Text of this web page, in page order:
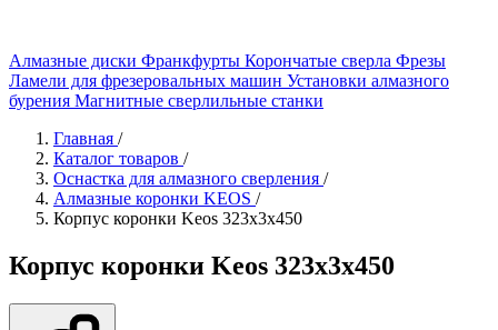
Алмазные диски Франкфурты Корончатые сверла Фрезы
Ламели для фрезеровальных машин Установки алмазного
бурения Магнитные сверлильные станки
Главная /
Каталог товаров /
Оснастка для алмазного сверления /
Алмазные коронки KEOS /
Корпус коронки Keos 323x3x450
Корпус коронки Keos 323x3x450